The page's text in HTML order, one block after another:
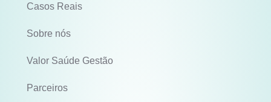
Casos Reais
Sobre nós
Valor Saúde Gestão
Parceiros